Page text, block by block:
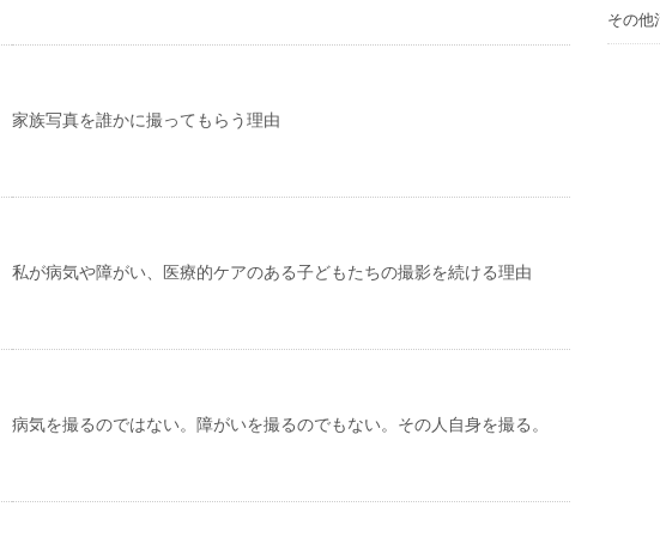
家族写真を誰かに撮ってもらう理由
私が病気や障がい、医療的ケアのある子どもたちの撮影を続ける理由
病気を撮るのではない。障がいを撮るのでもない。その人自身を撮る。
その他